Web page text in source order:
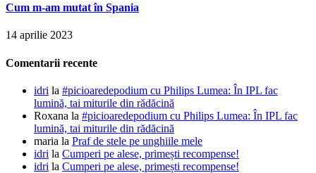
Cum m-am mutat în Spania
14 aprilie 2023
Comentarii recente
idri la #picioaredepodium cu Philips Lumea: În IPL fac
lumină, tai miturile din rădăcină
Roxana la #picioaredepodium cu Philips Lumea: În IPL fac
lumină, tai miturile din rădăcină
maria la Praf de stele pe unghiile mele
idri la Cumperi pe alese, primești recompense!
idri la Cumperi pe alese, primești recompense!